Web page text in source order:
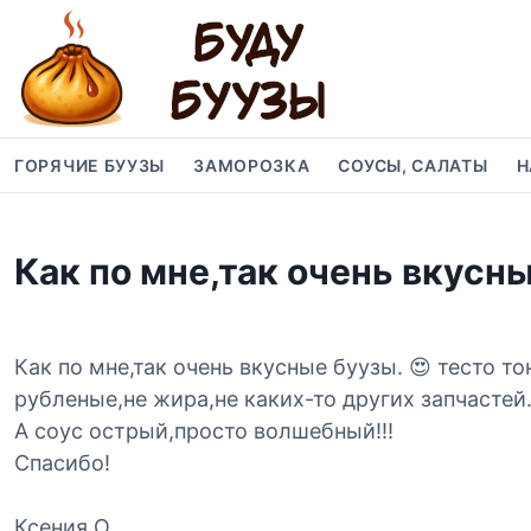
ГОРЯЧИЕ БУУЗЫ ЗАМОРОЗКА СОУСЫ, САЛАТЫ
Как по мне,так очень
Как по мне,так очень вкусные буузы. 😍 тесто
рубленые,не жира,не каких-то других запчастей.
А соус острый,просто волшебный!!!
Спасибо!